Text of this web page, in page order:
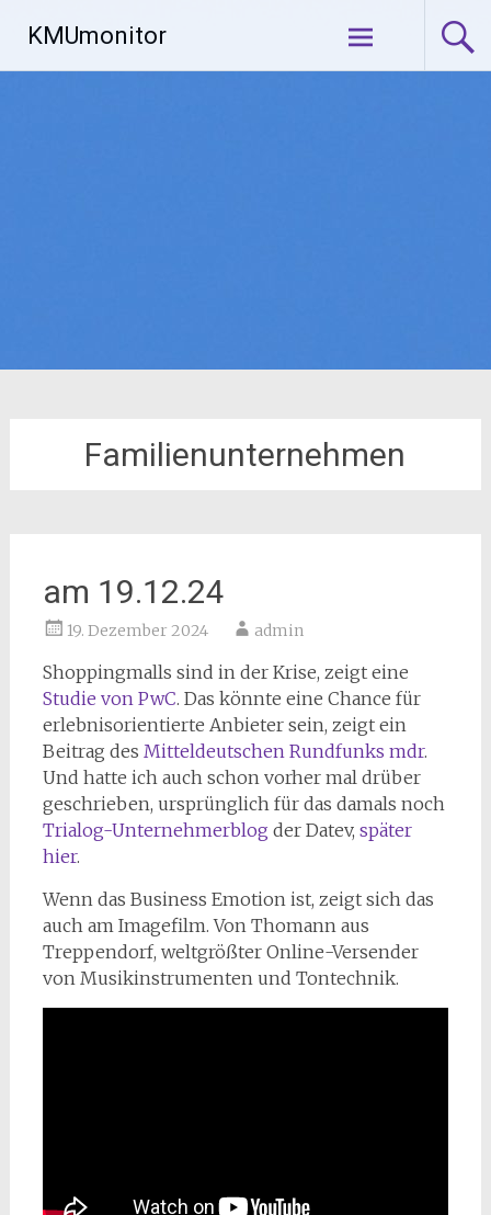
Inhalt
springen
KMUmonitor
Familienunternehmen
am 19.12.24
19. Dezember 2024 admin
Shoppingmalls sind in der Krise, zeigt eine
Studie von PwC. Das könnte eine Chance für
erlebnisorientierte Anbieter sein, zeigt ein
Beitrag des Mitteldeutschen Rundfunks mdr.
Und hatte ich auch schon vorher mal drüber
geschrieben, ursprünglich für das damals noch
Trialog-Unternehmerblog der Datev, später
hier.
Wenn das Business Emotion ist, zeigt sich das
auch am Imagefilm. Von Thomann aus
Treppendorf, welt­größter Online-Versender
von Musikinstrumenten und Ton­technik.